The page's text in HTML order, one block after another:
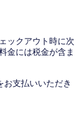
ックアウト時に次
金には税金が含ま
お支払いいただき